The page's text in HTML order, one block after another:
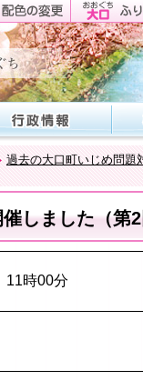
過去の大口町いじめ問題
しました（第
時00分